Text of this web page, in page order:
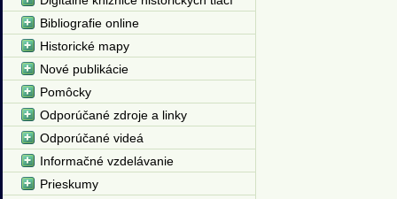
Bibliografie online
Historické mapy
Nové publikácie
Pomôcky
Odporúčané zdroje a linky
Odporúčané videá
Informačné vzdelávanie
Prieskumy